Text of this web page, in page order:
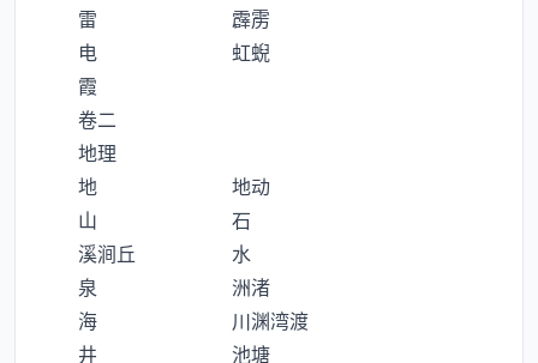
雷 霹雳
电 虹蜺
霞
卷二
地理
地 地动
山 石
溪涧丘 水
泉 洲渚
海 川渊湾渡
井 池塘